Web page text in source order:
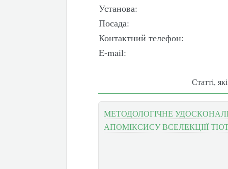
Установа:
Посада:
Контактний телефон:
E-mail:
Статті,
МЕТОДОЛОГІЧНЕ
АПОМІКСИСУ ВСЕЛЕКЦІІЇ